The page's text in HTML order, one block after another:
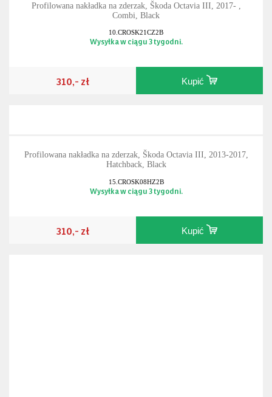
Profilowana nakładka na zderzak, Škoda Octavia III, 2017- ,
Combi, Black
10.CROSK21CZ2B
Wysyłka w ciągu 3 tygodni.
310,- zł Kupić
Profilowana nakładka na zderzak, Škoda Octavia III, 2013-2017,
Hatchback, Black
15.CROSK08HZ2B
Wysyłka w ciągu 3 tygodni.
310,- zł Kupić